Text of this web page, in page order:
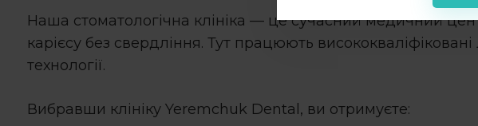
Наша стоматологічна клініка — це сучасний медичний
карієсу без свердління. Тут працюють
технології.
Вибравши клініку Yeremchuk Dental, ви отримуєте: